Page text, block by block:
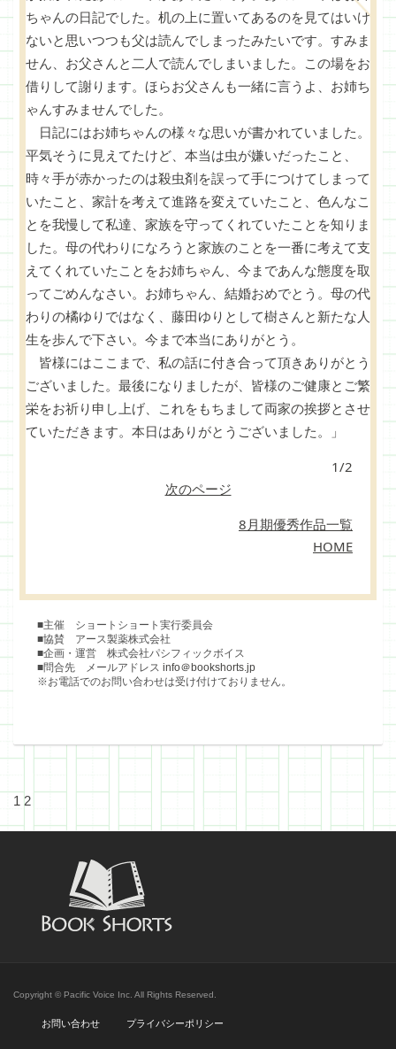
ちゃんの日記でした。机の上に置いてあるのを見てはいけ
ないと思いつつも父は読んでしまったみたいです。すみま
せん、お父さんと二人で読んでしまいました。この場をお
借りして謝ります。ほらお父さんも一緒に言うよ、お姉ち
ゃんすみませんでした。
日記にはお姉ちゃんの様々な思いが書かれていました。
平気そうに見えてたけど、本当は虫が嫌いだったこと、
時々手が赤かったのは殺虫剤を誤って手につけてしまって
いたこと、家計を考えて進路を変えていたこと、色んなこ
とを我慢して私達、家族を守ってくれていたことを知りま
した。母の代わりになろうと家族のことを一番に考えて支
えてくれていたことをお姉ちゃん、今まであんな態度を取
ってごめんなさい。お姉ちゃん、結婚おめでとう。母の代
わりの橘ゆりではなく、藤田ゆりとして樹さんと新たな人
生を歩んで下さい。今まで本当にありがとう。
皆様にはここまで、私の話に付き合って頂きありがとう
ございました。最後になりましたが、皆様のご健康とご繁
栄をお祈り申し上げ、これをもちまして両家の挨拶とさせ
ていただきます。本日はありがとうございました。」
1/2
次のページ
8月期優秀作品一覧
HOME
■主催 ショートショート実行委員会
■協賛 アース製薬株式会社
■企画・運営 株式会社パシフィックボイス
■問合先 メールアドレス info＠bookshorts.jp
※お電話でのお問い合わせは受け付けておりません。
1 2
Copyright © Pacific Voice Inc. All Rights Reserved.
お問い合わせ プライバシーポリシー